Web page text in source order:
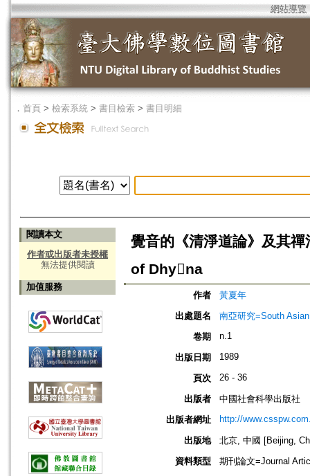
網站導覽
． 首頁 > 檢索系統 > 書目檢索 > 書目明細
閱讀本文
作者或出版者未授權
無法提供閱讀
加值服務
覺音的《清淨道論》及其
of Dhyna
作者
黃夏年
出處題名
南亞研究=South
卷期
n.1
出版日期 1989
頁次 26 - 36
出版者
中國社會科學出版社
出版者網址
http://
出版地
北京, 中國 [Beijing,
資料類型
期刊論文=Journal